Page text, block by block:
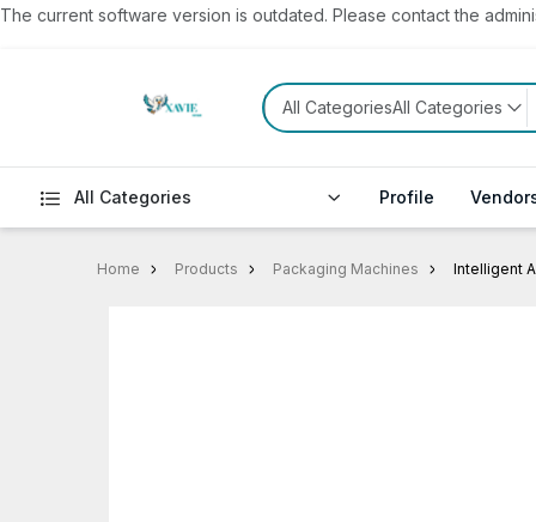
The current software version is outdated. Please contact the
All CategoriesAll Categories
All Categories Profile
Home Products Packaging Machines Intelligent